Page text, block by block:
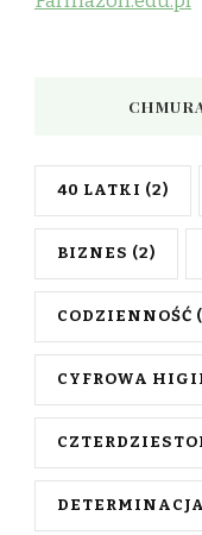
40 LATKI (2)
BIZNES (2)
CODZIENNOŚĆ
CYFROWA
DETERMINACJA